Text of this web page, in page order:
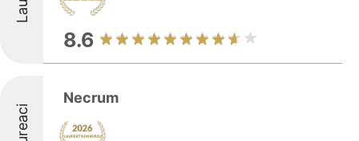
8.6
Necrum